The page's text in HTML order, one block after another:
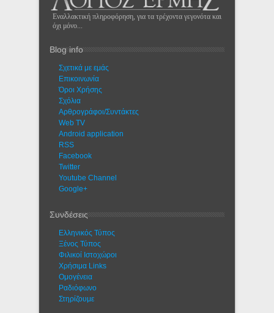
Εναλλακτική πληροφόρηση, για τα τρέχοντα γεγονότα και
όχι μόνο...
Blog info
Σχετικά με εμάς
Eπικοινωνία
Όροι Χρήσης
Σχόλια
Αρθρογράφοι/Συντάκτες
Web TV
Android application
RSS
Facebook
Twitter
Youtube Channel
Google+
Συνδέσεις
Ελληνικός Τύπος
Ξένος Τύπος
Φιλικοί Ιστοχώροι
Χρήσιμα Links
Ομογένεια
Ραδιόφωνο
Στηρίζουμε